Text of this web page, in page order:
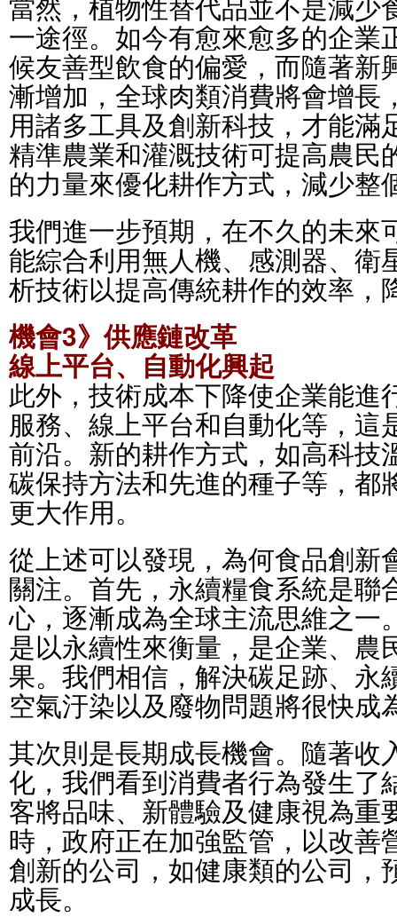
一途徑。如今有愈來愈多的企業
候友善型飲食的偏愛，而隨著新
漸增加，全球肉類消費將會增長
用諸多工具及創新科技，才能滿
精準農業和灌溉技術可提高農民
的力量來優化耕作方式，減少整
我們進一步預期，在不久的未來
能綜合利用無人機、感測器、衛
析技術以提高傳統耕作的效率，
機會3》供應鏈改革
線上平台、自動化興起
此外，技術成本下降使企業能進
服務、線上平台和自動化等，這
前沿。新的耕作方式，如高科技
碳保持方法和先進的種子等，都
更大作用。
從上述可以發現，為何食品創新
關注。首先，永續糧食系統是聯
心，逐漸成為全球主流思維之一
是以永續性來衡量，是企業、農
果。我們相信，解決碳足跡、永
空氣汙染以及廢物問題將很快成
其次則是長期成長機會。隨著收
化，我們看到消費者行為發生
客將品味、新體驗及健康視為重
時，政府正在加強監管，以改善
創新的公司，如健康類的公司，
成長。